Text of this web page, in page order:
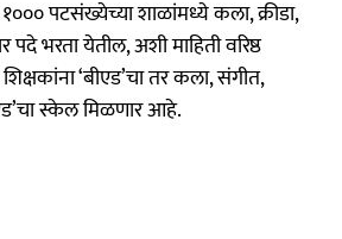
पटसंख्येच्या शाळांमध्ये कला, क्रीडा,
भरता येतील, अशी माहिती वरिष्ठ
शिक्षकांना ‘बीएड’चा तर कला, संगीत,
स्केल मिळणार आहे.